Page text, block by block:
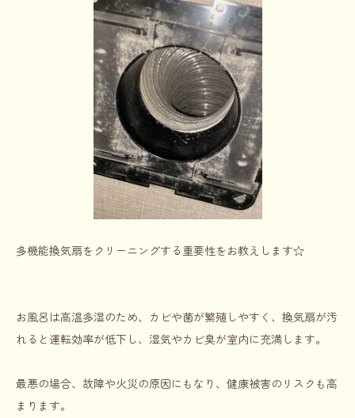
多機能換気扇をクリーニングする重要性をお教えします☆
お風呂は高温多湿のため、カビや菌が繁殖しやすく、換気扇が汚
れると運転効率が低下し、湿気やカビ臭が室内に充満します。
最悪の場合、故障や火災の原因にもなり、健康被害のリスクも高
まります。